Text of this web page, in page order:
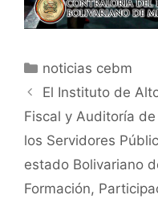
noticias cebm
El Instituto de
Fiscal y Auditoría
los Servidores
estado Bolivariano
Formación,